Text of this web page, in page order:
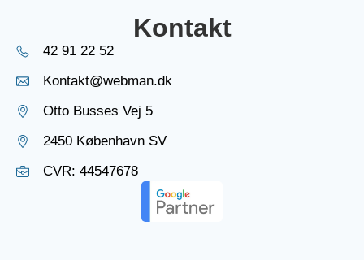
Kontakt
42 91 22 52
Kontakt@webman.dk
Otto Busses Vej 5
2450 København SV
CVR: 44547678